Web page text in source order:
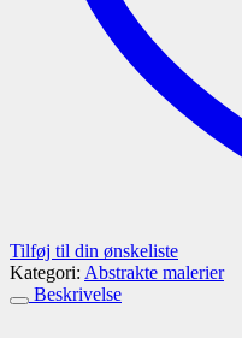
Tilføj til din ønskeliste
Kategori: Abstrakte malerier
Beskrivelse